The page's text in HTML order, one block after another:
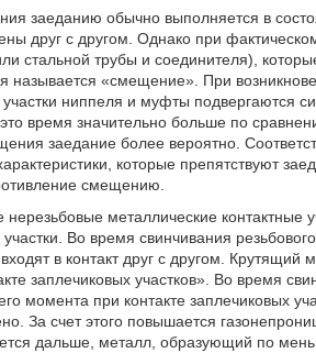
заеданию обычно выполняется в
друг с другом. Однако при
стальной трубы и соединителя),
называется «смещение». При
ниппеля и муфты подвергаются
время значительно больше по
заедание более вероятно.
которые препятствуют
смещению.
металлические контактные
Во время свинчивания
в контакт друг с другом. Крутящий
заплечиковых участков». Во время
момента при контакте заплечиковых
За счет этого повышается
дальше, металл, образующий по